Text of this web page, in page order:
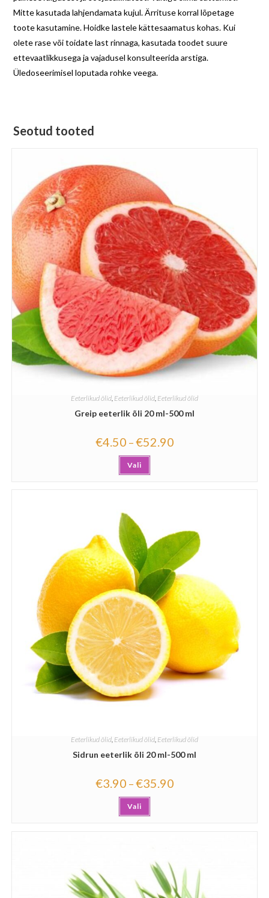
Mitte kasutada lahjendamata kujul. Ärrituse korral lõpetage
toote kasutamine. Hoidke lastele kättesaamatus kohas. Kui
olete rase või toidate last rinnaga, kasutada toodet suure
ettevaatlikkusega ja vajadusel konsulteerida arstiga.
Üledoseerimisel loputada rohke veega.
Seotud tooted
Eeterlikud õlid Eeterlikud õlid Eeterlikud õlid
Greip eeterlik õli 20 ml-500 ml
€4.50 –€52.90
Vali
Eeterlikud õlid, Eeterlikud õlid, Eeterlikud õlid
Sidrun eeterlik õli 20 ml-500 ml
€3.90 –€35.90
Vali